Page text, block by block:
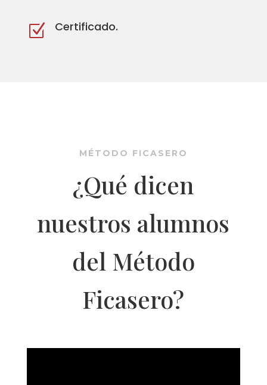
Z Certificado.
MÉTODO FICASERO
¿Qué dicen
nuestros alumnos
del Método
Ficasero?